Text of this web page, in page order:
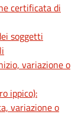
certificata di
soggetti
variazione o
ippico):
variazione o